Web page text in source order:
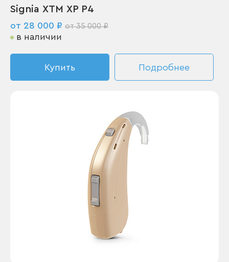
Signia XTM XP P4
от 28 000 ₽ от 35 000 ₽
в наличии
Купить Подробнее